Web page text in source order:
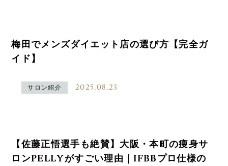
梅田でメンズダイエット店の選び方【完全ガ
イド】
サロン紹介 2025.08.23
【佐藤正悟選手も絶賛】大阪・本町の痩身サ
ロンPELLYがすごい理由｜IFBBプロ仕様の